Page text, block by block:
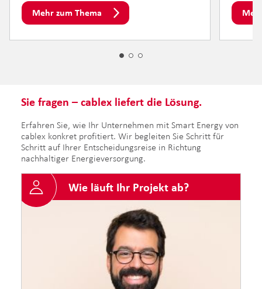
Mehr zum Thema
Sie fragen – cablex liefert die Lösung.
Erfahren Sie, wie Ihr Unternehmen mit Smart Energy von
cablex konkret profitiert. Wir begleiten Sie Schritt für
Schritt auf Ihrer Entscheidungsreise in Richtung
nachhaltiger Energieversorgung.
Wie läuft Ihr Projekt ab?